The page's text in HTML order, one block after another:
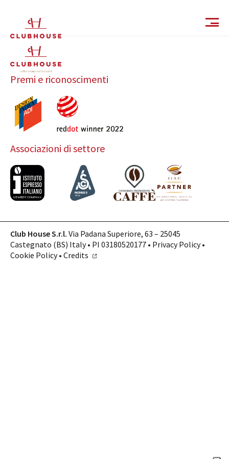
Catalogo
Finiture e Collezioni
Magazine
Azienda
Contatti
SHOP ONLINE CHIAMA
EN
Premi e riconoscimenti
Associazioni di settore
Club House S.r.l. Via Padana Superiore, 63 – 25045
Castegnato (BS) Italy • PI 03180520177 • Privacy Policy•
Cookie Policy• Credits